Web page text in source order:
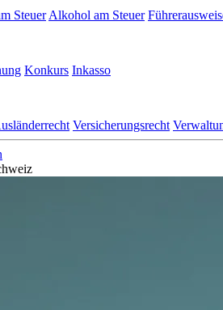
Steuer Alkohol am Steuer
Konkurs Inkasso
Versicherungsrecht